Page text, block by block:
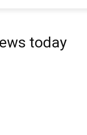
today